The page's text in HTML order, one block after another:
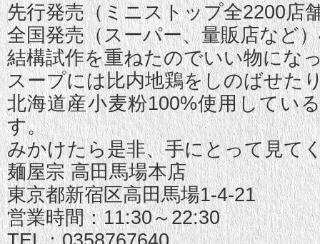
先行発売（ミニストップ全2200店
全国発売（スーパー、量販店など
結構試作を重ねたのでいい物にな
スープには比内地鶏をしのばせた
北海道産小麦粉100%使用してい
す。
みかけたら是非、手にとって見て
麺屋宗 高田馬場本店
東京都新宿区高田馬場1-4-21
営業時間：11:30～22:30